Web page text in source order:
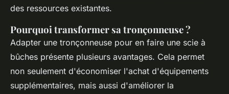
des ressources existantes.
Pourquoi transformer sa tronçonneuse ?
Adapter une tronçonneuse pour en faire une scie à
bûches présente plusieurs avantages. Cela permet
non seulement d'économiser l'achat d'équipements
supplémentaires, mais aussi d'améliorer la